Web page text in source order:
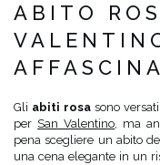
ABITO
Gli abiti rosa sono
per San Valentino, ma
pena scegliere un abito
una cena elegante in un